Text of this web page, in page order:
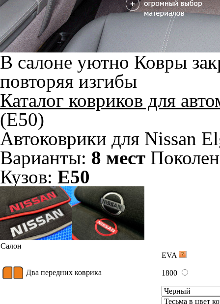
В салоне уютно Ковры
повторяя изгибы
Каталог ковриков для
(E50)
Автоковрики для Nissan
Варианты: 8 мест
Кузов: E50
Салон
EVA
Два передних коврика 1800